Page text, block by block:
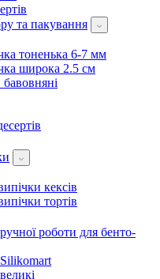
та пакування
тоненька 6-7 мм
широка 2.5 см
кексів
тортів
роботи для бенто-